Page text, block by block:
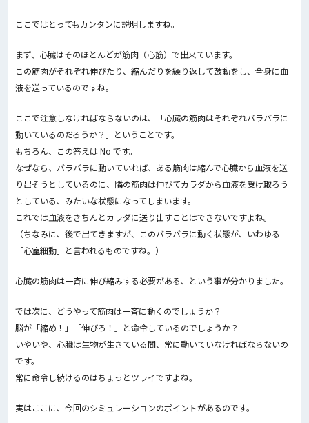
ここではとってもカンタンに説明しますね。
まず、心臓はそのほとんどが筋肉（心筋）で出来ています。
この筋肉がそれぞれ伸びたり、縮んだりを繰り返して鼓動をし、全身に血
液を送っているのですね。
ここで注意しなければならないのは、「心臓の筋肉はそれぞれバラバラに
動いているのだろうか？」ということです。
もちろん、この答えは No です。
なぜなら、バラバラに動いていれば、ある筋肉は縮んで心臓から血液を送
り出そうとしているのに、隣の筋肉は伸びてカラダから血液を受け取ろう
としている、みたいな状態になってしまいます。
これでは血液をきちんとカラダに送り出すことはできないですよね。
（ちなみに、後で出てきますが、このバラバラに動く状態が、いわゆる
「心室細動」と言われるものですね。）
心臓の筋肉は一斉に伸び縮みする必要がある、という事が分かりました。
では次に、どうやって筋肉は一斉に動くのでしょうか？
脳が「縮め！」「伸びろ！」と命令しているのでしょうか？
いやいや、心臓は生物が生きている間、常に動いていなければならないの
です。
常に命令し続けるのはちょっとツライですよね。
実はここに、今回のシミュレーションのポイントがあるのです。